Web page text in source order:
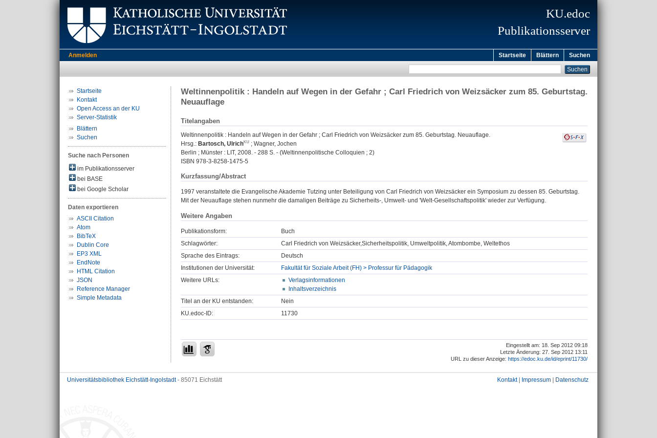
KU.edoc
Publikationsserver
Anmelden Startseite Blättern Suchen
Startseite
Kontakt
Open Access an der KU
Server-Statistik
Blättern
Suchen
Suche nach Personen
im Publikationsserver
bei BASE
bei Google Scholar
Daten exportieren
ASCII Citation
Atom
BibTeX
Dublin Core
EP3 XML
EndNote
HTML Citation
JSON
Reference Manager
Simple Metadata
Weltinnenpolitik : Handeln auf Wegen in der Gefahr ; Carl Friedrich von Weizsäcker zum 85. Geburtstag.
Neuauflage
Titelangaben
Weltinnenpolitik : Handeln auf Wegen in der Gefahr ; Carl Friedrich von Weizsäcker zum 85. Geburtstag. Neuauflage.
Hrsg.: Bartosch, Ulrich ; Wagner, Jochen
Berlin ; Münster : LIT, 2008. - 288 S. - (Weltinnenpolitische Colloquien ; 2)
ISBN 978-3-8258-1475-5
Kurzfassung/Abstract
1997 veranstaltete die Evangelische Akademie Tutzing unter Beteiligung von Carl Friedrich von Weizsäcker ein Symposium zu dessen 85. Geburtstag.
Mit der Neuauflage stehen nunmehr die damaligen Beiträge zu Sicherheits-, Umwelt- und 'Welt-Gesellschaftspolitik' wieder zur Verfügung.
Weitere Angaben
Publikationsform:
Buch
Schlagwörter:
Carl Friedrich von Weizsäcker,Sicherheitspolitik, Umweltpolitik, Atombombe, Weltethos
Sprache des Eintrags:
Deutsch
Institutionen der Universität:
Fakultät für Soziale Arbeit (FH) > Professur für Pädagogik
Weitere URLs:
Verlagsinformationen
Inhaltsverzeichnis
Titel an der KU entstanden:
Nein
KU.edoc-ID:
11730
Eingestellt am: 18. Sep 2012 09:18
Letzte Änderung: 27. Sep 2012 13:11
URL zu dieser Anzeige: https://edoc.ku.de/id/eprint/11730/
Universitätsbibliothek Eichstätt-Ingolstadt- 85071 Eichstätt Kontakt| Impressum Datenschutz